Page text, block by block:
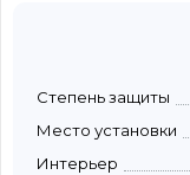
Степень защиты
Место установки
Интерьер